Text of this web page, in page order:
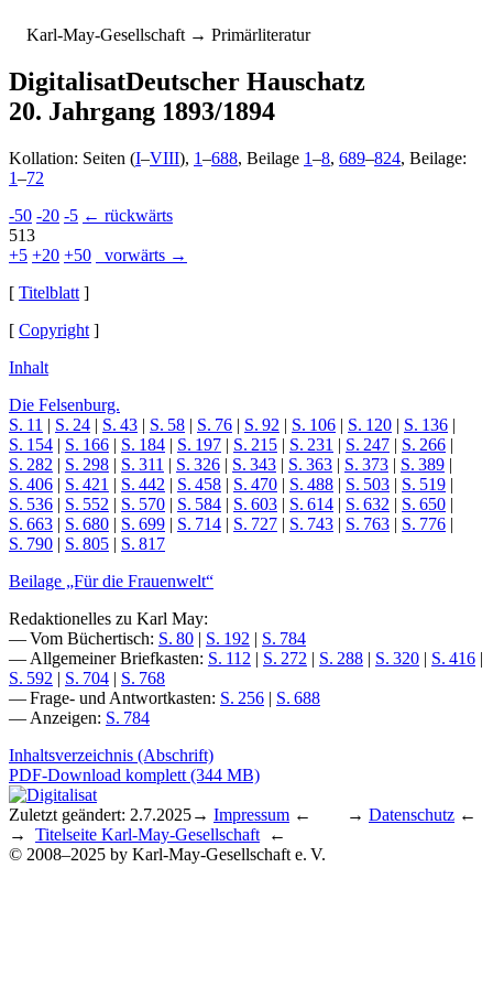
Karl-May-Gesellschaft → Primärliteratur
DigitalisatDeutscher Hauschatz
20. Jahrgang 1893/1894
Kollation: Seiten (I–VIII), 1–688, Beilage 1–8, 689–824, Beilage:
1–72
-50 -20 -5 ← rückwärts
513
+5 +20 +50
vorwärts →
[ Titelblatt ]
[ Copyright ]
Inhalt
Die Felsenburg.
S. 11 | S. 24 | S. 43 | S. 58 | S. 76 | S. 92 | S. 106 | S. 120 | S. 136 |
S. 154 | S. 166 | S. 184 | S. 197 | S. 215 | S. 231 | S. 247 | S. 266 |
S. 282 | S. 298 | S. 311 | S. 326 | S. 343 | S. 363 | S. 373 | S. 389 |
S. 406 | S. 421 | S. 442 | S. 458 | S. 470 | S. 488 | S. 503 | S. 519 |
S. 536 | S. 552 | S. 570 | S. 584 | S. 603 | S. 614 | S. 632 | S. 650 |
S. 663 | S. 680 | S. 699 | S. 714 | S. 727 | S. 743 | S. 763 | S. 776 |
S. 790 | S. 805 | S. 817
Beilage „Für die Frauenwelt“
Redaktionelles zu Karl May:
— Vom Büchertisch: S. 80 | S. 192 | S. 784
— Allgemeiner Briefkasten: S. 112 | S. 272 | S. 288 | S. 320 | S. 416 |
S. 592 | S. 704 | S. 768
— Frage- und Antwortkasten: S. 256 | S. 688
— Anzeigen: S. 784
Inhaltsverzeichnis (Abschrift)
PDF-Download komplett (344 MB)
Zuletzt geändert: 2.7.2025→ Impressum ← → Datenschutz ←
→ Titelseite Karl-May-Gesellschaft ←
© 2008–2025 by Karl-May-Gesellschaft e. V.